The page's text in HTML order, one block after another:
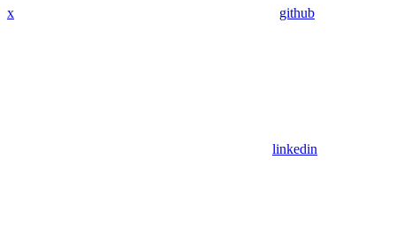
x github
linkedin